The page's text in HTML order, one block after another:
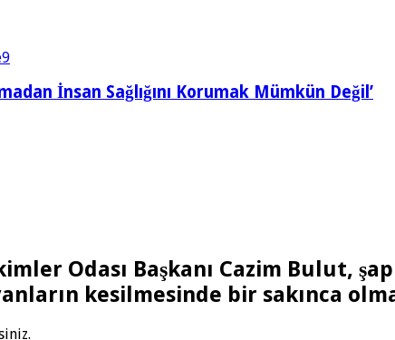
İnsan Sağlığını Korumak Mümkün Değil’
Odası Başkanı Cazim Bulut,
kesilmesinde bir sakınca